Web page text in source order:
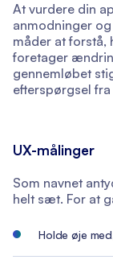
At vurdere din
anmodninger
måder at forstå,
foretager
gennemløbet
efterspørgsel
UX-målinger
Som navnet
helt sæt. For at
Holde øje